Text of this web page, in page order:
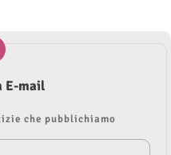
E-mail
che pubblichiamo